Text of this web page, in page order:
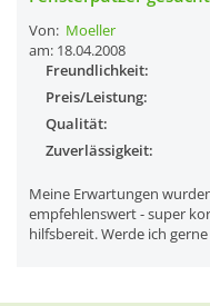
Von: Moeller
am: 18.04.2008
Freundlichkeit:
Preis/Leistung:
Qualität:
Zuverlässigkeit:
Meine Erwartungen
empfehlenswert - super
hilfsbereit. Werde ich